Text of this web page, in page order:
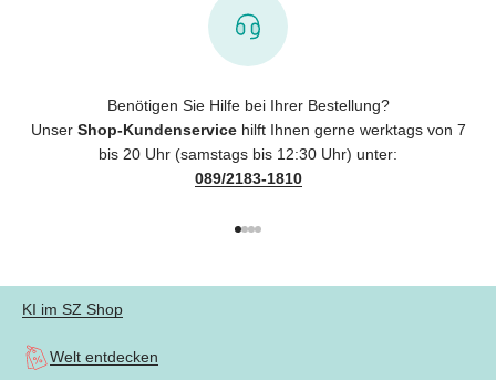
Benötigen Sie Hilfe bei Ihrer Bestellung?
Unser Shop-Kundenservicehilft Ihnen gerne werktags von 7
bis 20 Uhr (samstags bis 12:30 Uhr) unter:
089/2183-1810
KI im SZ Shop
Welt entdecken